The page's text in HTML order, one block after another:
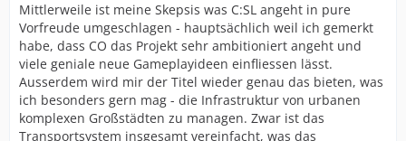
Mittlerweile ist meine Skepsis was C:SL angeht in pure
Vorfreude umgeschlagen - hauptsächlich weil ich gemerkt
habe, dass CO das Projekt sehr ambitioniert angeht und
viele geniale neue Gameplayideen einfliessen lässt.
Ausserdem wird mir der Titel wieder genau das bieten, was
ich besonders gern mag - die Infrastruktur von urbanen
komplexen Großstädten zu managen. Zwar ist das
Transportsystem insgesamt vereinfacht, was das